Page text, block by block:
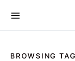
BROWSING TAG